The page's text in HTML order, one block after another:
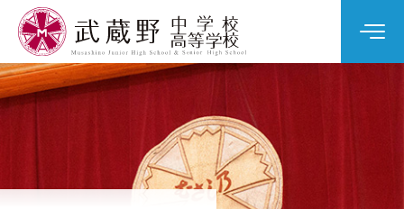
学校案内
学校生活